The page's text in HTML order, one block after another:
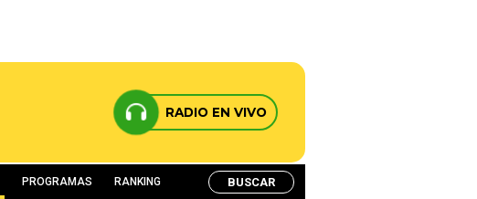
RADIO EN VIVO
PROGRAMAS RANKING BUSCAR